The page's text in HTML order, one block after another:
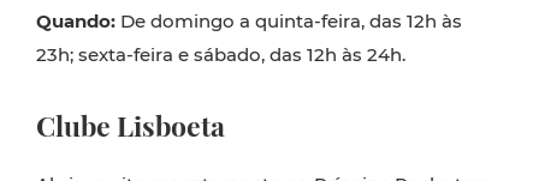
Quando: De domingo a quinta-feira, das 12h às
23h; sexta-feira e sábado, das 12h às 24h.
Clube Lisboeta